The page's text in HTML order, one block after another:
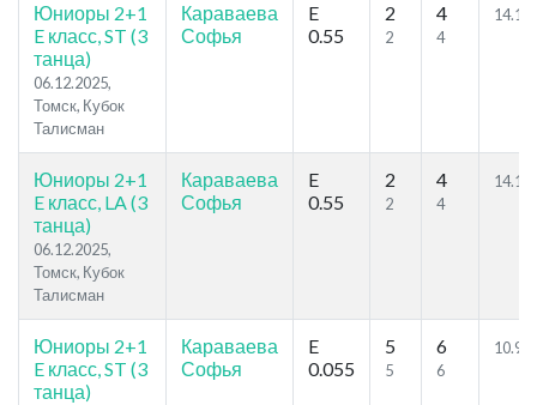
Юниоры 2+1
E класс, ST (3
танца)
06.12.2025,
Томск, Кубок
Талисман
Караваева
Софья
E
0.55
2
2
4
4
14.14
Юниоры 2+1
E класс, LA (3
танца)
06.12.2025,
Томск, Кубок
Талисман
Караваева
Софья
E
0.55
2
2
4
4
14.14
Юниоры 2+1
E класс, ST (3
танца)
Караваева
Софья
E
0.055
5
5
6
6
10.95